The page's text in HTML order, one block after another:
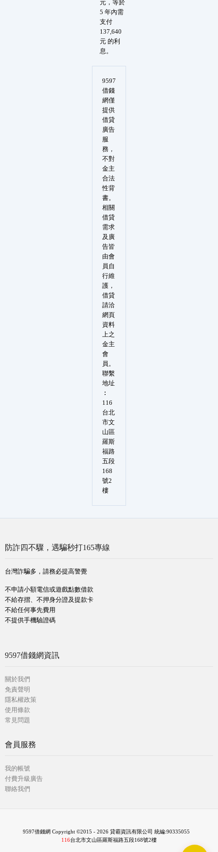
元，等於
5 年內需
支付
137,640
元 的利
息。
9597
借錢
網僅
提供
借貸
廣告
服
務，
不對
金主
合法
性背
書。
相關
借貸
需求
及廣
告皆
由會
員自
行維
護，
借貸
請洽
網頁
資料
上之
金主
會
員。
聯繫
地址
︰
116
台北
市文
山區
羅斯
福路
五段
168
號2
樓
防詐四不驟，遇騙秒打165專線
台灣詐騙多，請務必提高警覺
不申請小額電信或遊戲點數借款
不給存摺、不押身分證及提款卡
不給任何事先費用
不提供手機驗證碼
9597借錢網資訊
關於我們
免責聲明
隱私權政策
使用條款
常見問題
會員服務
我的帳號
付費升級廣告
聯絡我們
9597借錢網 Copyright ©2015 - 2026 貸霸資訊有限公司 統編:90335055
116台北市文山區羅斯福路五段168號2樓